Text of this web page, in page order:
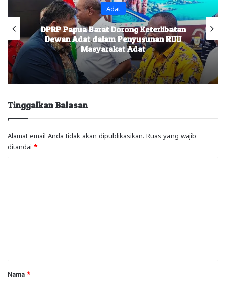
Adat
DPRP Papua Barat Dorong Keterlibatan
Dewan Adat dalam Penyusunan RUU
Masyarakat Adat
Tinggalkan Balasan
Alamat email Anda tidak akan dipublikasikan. Ruas yang wajib
ditandai *
rNama *